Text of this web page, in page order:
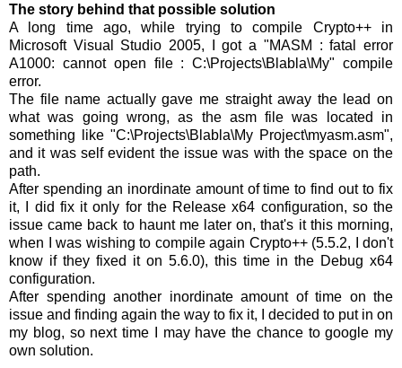
The story behind that possible solution
A long time ago, while trying to compile Crypto++ in
Microsoft Visual Studio 2005, I got a "MASM : fatal error
A1000: cannot open file : C:\Projects\Blabla\My" compile
error.
The file name actually gave me straight away the lead on
what was going wrong, as the asm file was located in
something like "C:\Projects\Blabla\My Project\myasm.asm",
and it was self evident the issue was with the space on the
path.
After spending an inordinate amount of time to find out to fix
it, I did fix it only for the Release x64 configuration, so the
issue came back to haunt me later on, that's it this morning,
when I was wishing to compile again Crypto++ (5.5.2, I don't
know if they fixed it on 5.6.0), this time in the Debug x64
configuration.
After spending another inordinate amount of time on the
issue and finding again the way to fix it, I decided to put in on
my blog, so next time I may have the chance to google my
own solution.